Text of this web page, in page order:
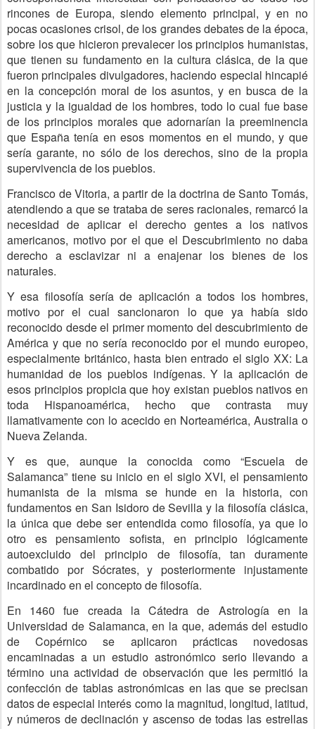
rincones de Europa, siendo elemento principal, y en no
pocas ocasiones crisol, de los grandes debates de la época,
sobre los que hicieron prevalecer los principios humanistas,
que tienen su fundamento en la cultura clásica, de la que
fueron principales divulgadores, haciendo especial hincapié
en la concepción moral de los asuntos, y en busca de la
justicia y la igualdad de los hombres, todo lo cual fue base
de los principios morales que adornarían la preeminencia
que España tenía en esos momentos en el mundo, y que
sería garante, no sólo de los derechos, sino de la propia
supervivencia de los pueblos.
Francisco de Vitoria, a partir de la doctrina de Santo Tomás,
atendiendo a que se trataba de seres racionales, remarcó la
necesidad de aplicar el derecho gentes a los nativos
americanos, motivo por el que el Descubrimiento no daba
derecho a esclavizar ni a enajenar los bienes de los
naturales.
Y esa filosofía sería de aplicación a todos los hombres,
motivo por el cual sancionaron lo que ya había sido
reconocido desde el primer momento del descubrimiento de
América y que no sería reconocido por el mundo europeo,
especialmente británico, hasta bien entrado el siglo XX: La
humanidad de los pueblos indígenas. Y la aplicación de
esos principios propicia que hoy existan pueblos nativos en
toda Hispanoamérica, hecho que contrasta muy
llamativamente con lo acecido en Norteamérica, Australia o
Nueva Zelanda.
Y es que, aunque la conocida como “Escuela de
Salamanca” tiene su inicio en el siglo XVI, el pensamiento
humanista de la misma se hunde en la historia, con
fundamentos en San Isidoro de Sevilla y la filosofía clásica,
la única que debe ser entendida como filosofía, ya que lo
otro es pensamiento sofista, en principio lógicamente
autoexcluido del principio de filosofía, tan duramente
combatido por Sócrates, y posteriormente injustamente
incardinado en el concepto de filosofía.
En 1460 fue creada la Cátedra de Astrología en la
Universidad de Salamanca, en la que, además del estudio
de Copérnico se aplicaron prácticas novedosas
encaminadas a un estudio astronómico serio llevando a
término una actividad de observación que les permitió la
confección de tablas astronómicas en las que se precisan
datos de especial interés como la magnitud, longitud, latitud,
y números de declinación y ascenso de todas las estrellas